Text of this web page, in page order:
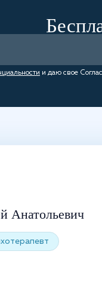
и даю свое
Анатольевич